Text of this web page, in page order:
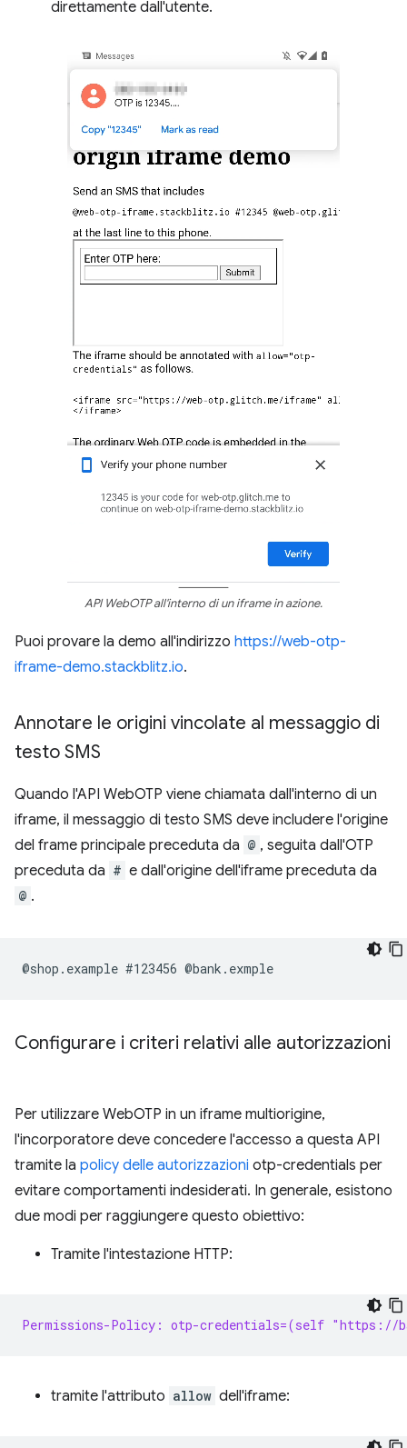
direttamente dall'utente.
API WebOTP all'interno di un iframe in azione.
Puoi provare la demo all'indirizzo https://web-otp-
iframe-demo.stackblitz.io.
Annotare le origini vincolate al messaggio di
testo SMS
Quando l'API WebOTP viene chiamata dall'interno di un
iframe, il messaggio di testo SMS deve includere l'origine
del frame principale preceduta da @ , seguita dall'OTP
preceduta da # e dall'origine dell'iframe preceduta da
@ .
Configurare i criteri relativi alle autorizzazioni
Per utilizzare WebOTP in un iframe multiorigine,
l'incorporatore deve concedere l'accesso a questa API
tramite la policy delle autorizzazioni otp-credentials per
evitare comportamenti indesiderati. In generale, esistono
due modi per raggiungere questo obiettivo:
Tramite l'intestazione HTTP:
Permissions-Policy: otp-credentials=(self "https://
tramite l'attributo allow dell'iframe: